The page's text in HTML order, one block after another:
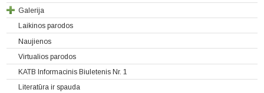
Galerija
Laikinos parodos
Naujienos
Virtualios parodos
KATB Informacinis Biuletenis Nr. 1
Literatūra ir spauda